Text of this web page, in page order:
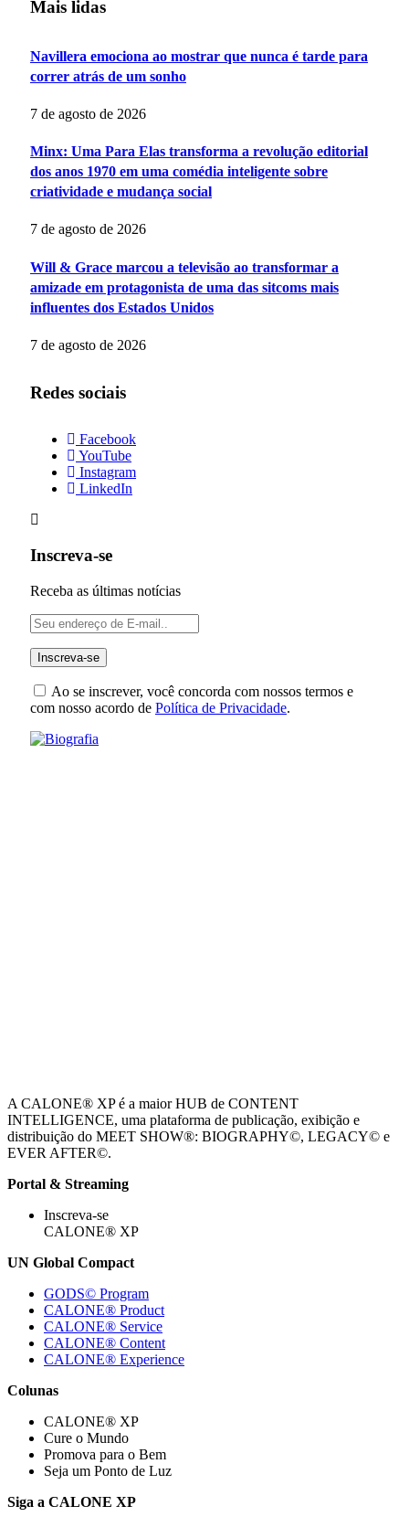
Mais lidas
Navillera emociona ao mostrar que nunca é tarde para
correr atrás de um sonho
7 de agosto de 2026
Minx: Uma Para Elas transforma a revolução editorial
dos anos 1970 em uma comédia inteligente sobre
criatividade e mudança social
7 de agosto de 2026
Will & Grace marcou a televisão ao transformar a
amizade em protagonista de uma das sitcoms mais
influentes dos Estados Unidos
7 de agosto de 2026
Redes sociais
Facebook
YouTube
Instagram
LinkedIn
Inscreva-se
Receba as últimas notícias
Ao se inscrever, você concorda com nossos termos e
com nosso acordo de Política de Privacidade.
A CALONE® XP é a maior HUB de CONTENT
INTELLIGENCE, uma plataforma de publicação, exibição e
distribuição do MEET SHOW®: BIOGRAPHY©, LEGACY© e
EVER AFTER©.
Portal & Streaming
Inscreva-se
CALONE® XP
UN Global Compact
GODS© Program
CALONE® Product
CALONE® Service
CALONE® Content
CALONE® Experience
Colunas
CALONE® XP
Cure o Mundo
Promova para o Bem
Seja um Ponto de Luz
Siga a CALONE XP